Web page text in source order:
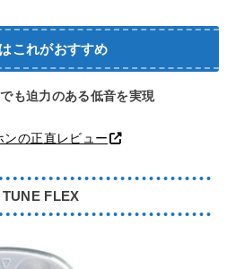
これがおすすめ
も迫力のある低音を実現
ンの正直レビュー
FLEX